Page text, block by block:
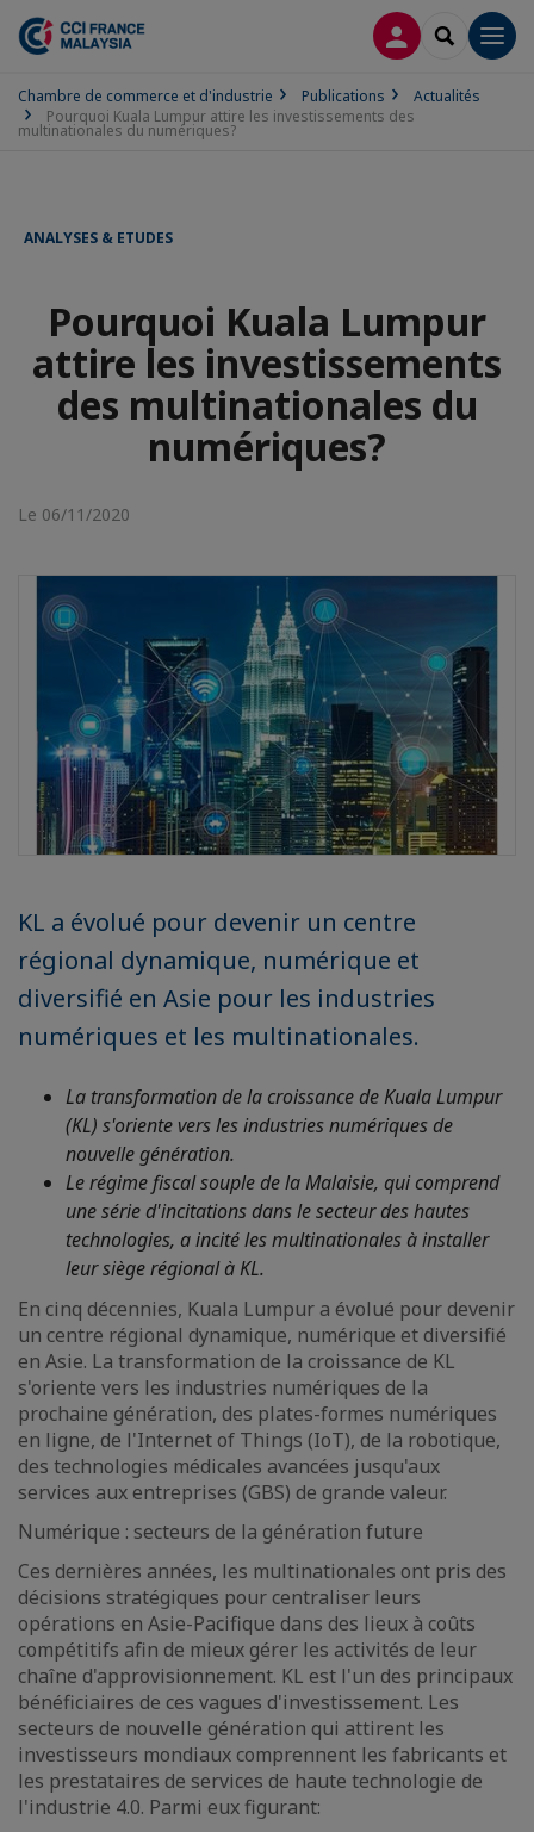
CONNEXION
Chambre de commerce et d'industrie Publications
Actualités
Pourquoi Kuala Lumpur attire les investissements des
multinationales du numériques?
ANALYSES & ETUDES
Pourquoi Kuala Lumpur
attire les investissements
des multinationales du
numériques?
Le 06/11/2020
KL a évolué pour devenir un centre
régional dynamique, numérique et
diversifié en Asie pour les industries
numériques et les multinationales.
La transformation de la croissance de Kuala Lumpur
(KL) s'oriente vers les industries numériques de
nouvelle génération.
Le régime fiscal souple de la Malaisie, qui comprend
une série d'incitations dans le secteur des hautes
technologies, a incité les multinationales à installer
leur siège régional à KL.
En cinq décennies, Kuala Lumpur a évolué pour devenir
un centre régional dynamique, numérique et diversifié
en Asie. La transformation de la croissance de KL
s'oriente vers les industries numériques de la
prochaine génération, des plates-formes numériques
en ligne, de l'Internet of Things (IoT), de la robotique,
des technologies médicales avancées jusqu'aux
services aux entreprises (GBS) de grande valeur.
Numérique : secteurs de la génération future
Ces dernières années, les multinationales ont pris des
décisions stratégiques pour centraliser leurs
opérations en Asie-Pacifique dans des lieux à coûts
compétitifs afin de mieux gérer les activités de leur
chaîne d'approvisionnement. KL est l'un des principaux
bénéficiaires de ces vagues d'investissement. Les
secteurs de nouvelle génération qui attirent les
investisseurs mondiaux comprennent les fabricants et
les prestataires de services de haute technologie de
l'industrie 4.0. Parmi eux figurant: